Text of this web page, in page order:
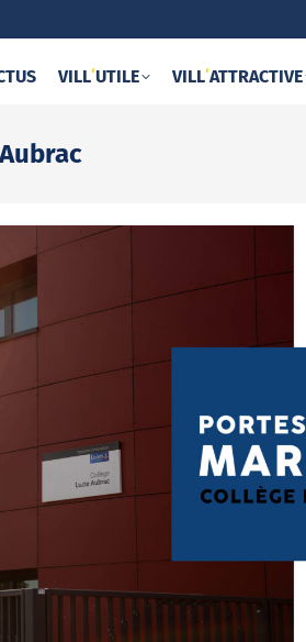
VILL‘UTILE VILL‘ATTRACTIVE